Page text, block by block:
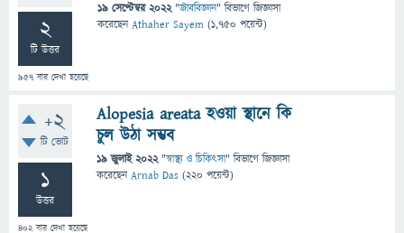
2
টি উত্তর
957 বার দেখা হয়েছে
19 সেপ্টেম্বর 2022 "জীববিজ্ঞান" বিভাগে জিজ্ঞাসা
করেছেনAthaher Sayem (1,750 পয়েন্ট)
+2
টি ভোট
1
উত্তর
402বার দেখা হয়েছে
Alopesia areata হওয়া স্থানে কি
চুল উঠা সম্ভব
19 জুলাই 2022 "স্বাস্থ্য ও চিকিৎসা" বিভাগে জিজ্ঞাসা
করেছেনArnab Das (220 পয়েন্ট)